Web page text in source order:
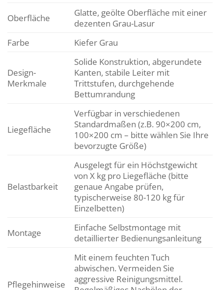
Oberfläche
Glatte, geölte Oberfläche mit einer
dezenten Grau-Lasur
Farbe
Kiefer Grau
Design-
Merkmale
Solide Konstruktion, abgerundete
Kanten, stabile Leiter mit
Trittstufen, durchgehende
Bettumrandung
Liegefläche
Verfügbar in verschiedenen
Standardmaßen (z.B. 90×200 cm,
100×200 cm – bitte wählen Sie Ihre
bevorzugte Größe)
Belastbarkeit
Ausgelegt für ein Höchstgewicht
von X kg pro Liegefläche (bitte
genaue Angabe prüfen,
typischerweise 80-120 kg für
Einzelbetten)
Montage
Einfache Selbstmontage mit
detaillierter Bedienungsanleitung
Pflegehinweise
Mit einem feuchten Tuch
abwischen. Vermeiden Sie
aggressive Reinigungsmittel.